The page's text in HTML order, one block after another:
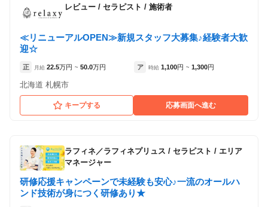
レビュー / セラピスト / 施術者
≪リニューアルOPEN≫新規スタッフ大募集♪経験者大歓
迎☆
正 月給 22.5万円 ~ 50.0万円 ア 時給 1,100円 ~ 1,300円
北海道 札幌市
キープする 応募画面へ進む
ラフィネ／ラフィネプリュス / セラピスト / エリア
マネージャー
研修応援キャンペーンで未経験も安心♪一流のオールハ
ンド技術が身につく研修あり★